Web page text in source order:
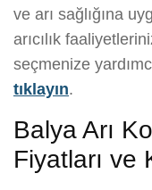
ve arı sağlığına
arıcılık
seçmenize
tıklayın.
Balya Arı
Fiyatları ve